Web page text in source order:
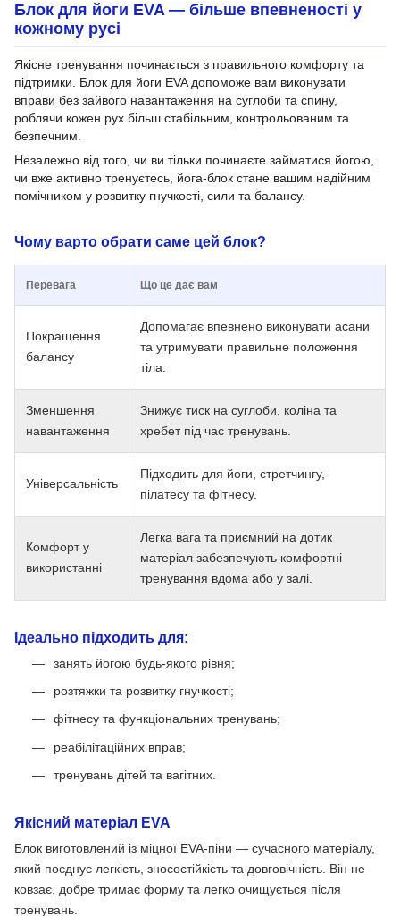
Блок для йоги EVA — більше впевненості у
кожному русі
Якісне тренування починається з правильного комфорту та
підтримки. Блок для йоги EVA допоможе вам виконувати
вправи без зайвого навантаження на суглоби та спину,
роблячи кожен рух більш стабільним, контрольованим та
безпечним.
Незалежно від того, чи ви тільки починаєте займатися йогою,
чи вже активно тренуєтесь, йога-блок стане вашим надійним
помічником у розвитку гнучкості, сили та балансу.
Чому варто обрати саме цей блок?
Перевага Що це дає вам
Покращення
балансу
Допомагає впевнено виконувати асани
та утримувати правильне положення
тіла.
Зменшення
навантаження
Знижує тиск на суглоби, коліна та
хребет під час тренувань.
Універсальність
Підходить для йоги, стретчингу,
пілатесу та фітнесу.
Комфорт у
використанні
Легка вага та приємний на дотик
матеріал забезпечують комфортні
тренування вдома або у залі.
Ідеально підходить для:
занять йогою будь-якого рівня;
розтяжки та розвитку гнучкості;
фітнесу та функціональних тренувань;
реабілітаційних вправ;
тренувань дітей та вагітних.
Якісний матеріал EVA
Блок виготовлений із міцної EVA-піни — сучасного матеріалу,
який поєднує легкість, зносостійкість та довговічність. Він не
ковзає, добре тримає форму та легко очищується після
тренувань.